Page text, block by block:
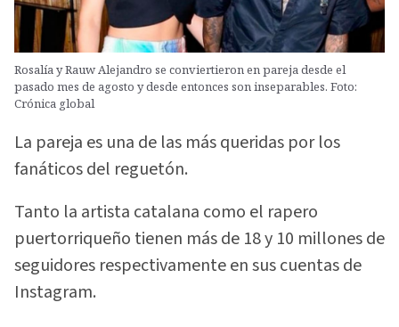
Rosalía y Rauw Alejandro se conviertieron en pareja desde el
pasado mes de agosto y desde entonces son inseparables. Foto:
Crónica global
La pareja es una de las más queridas por los
fanáticos del reguetón.
Tanto la artista catalana como el rapero
puertorriqueño tienen más de 18 y 10 millones de
seguidores respectivamente en sus cuentas de
Instagram.